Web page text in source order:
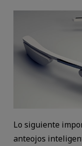
Lo siguiente
anteojos